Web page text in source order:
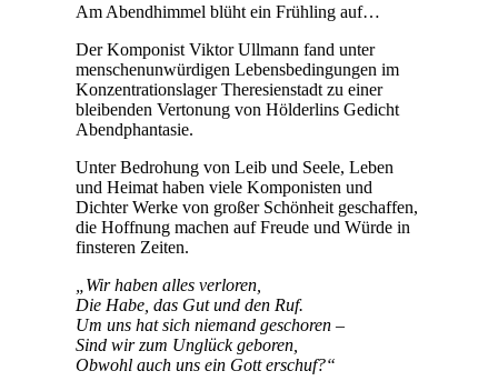
Am Abendhimmel blüht ein Frühling auf…
Der Komponist Viktor Ullmann fand unter
menschenunwürdigen Lebensbedingungen im
Konzentrationslager Theresienstadt zu einer
bleibenden Vertonung von Hölderlins Gedicht
Abendphantasie.
Unter Bedrohung von Leib und Seele, Leben
und Heimat haben viele Komponisten und
Dichter Werke von großer Schönheit geschaffen,
die Hoffnung machen auf Freude und Würde in
finsteren Zeiten.
„Wir haben alles verloren,
Die Habe, das Gut und den Ruf.
Um uns hat sich niemand geschoren –
Sind wir zum Unglück geboren,
Obwohl auch uns ein Gott erschuf?“